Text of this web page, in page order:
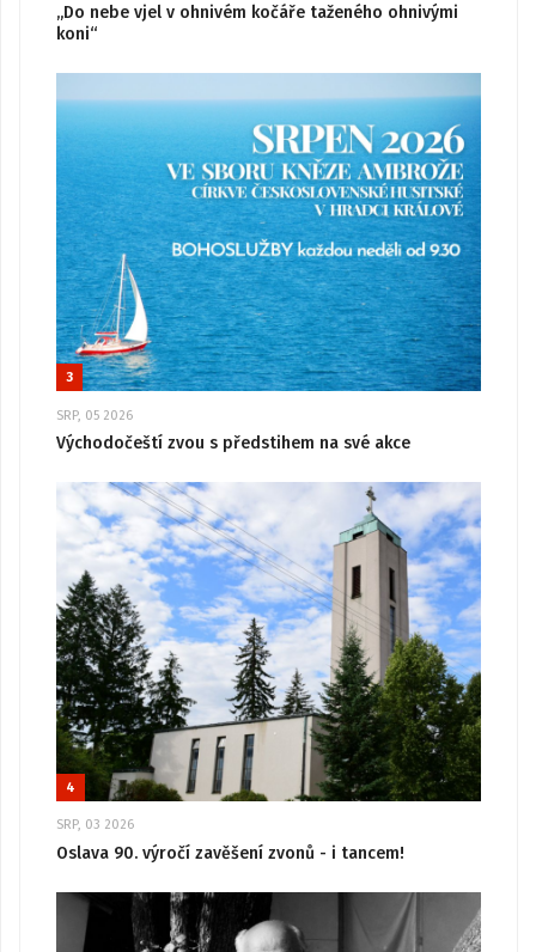
„Do nebe vjel v ohnivém kočáře taženého ohnivými
koni“
3
SRP, 05 2026
Východočeští zvou s předstihem na své akce
4
SRP, 03 2026
Oslava 90. výročí zavěšení zvonů - i tancem!